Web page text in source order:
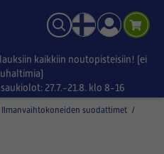
kaikkiin noutopisteisiin! (ei
27.7.-21.8. klo 8-16
Ilmanvaihtokoneiden suodattimet /